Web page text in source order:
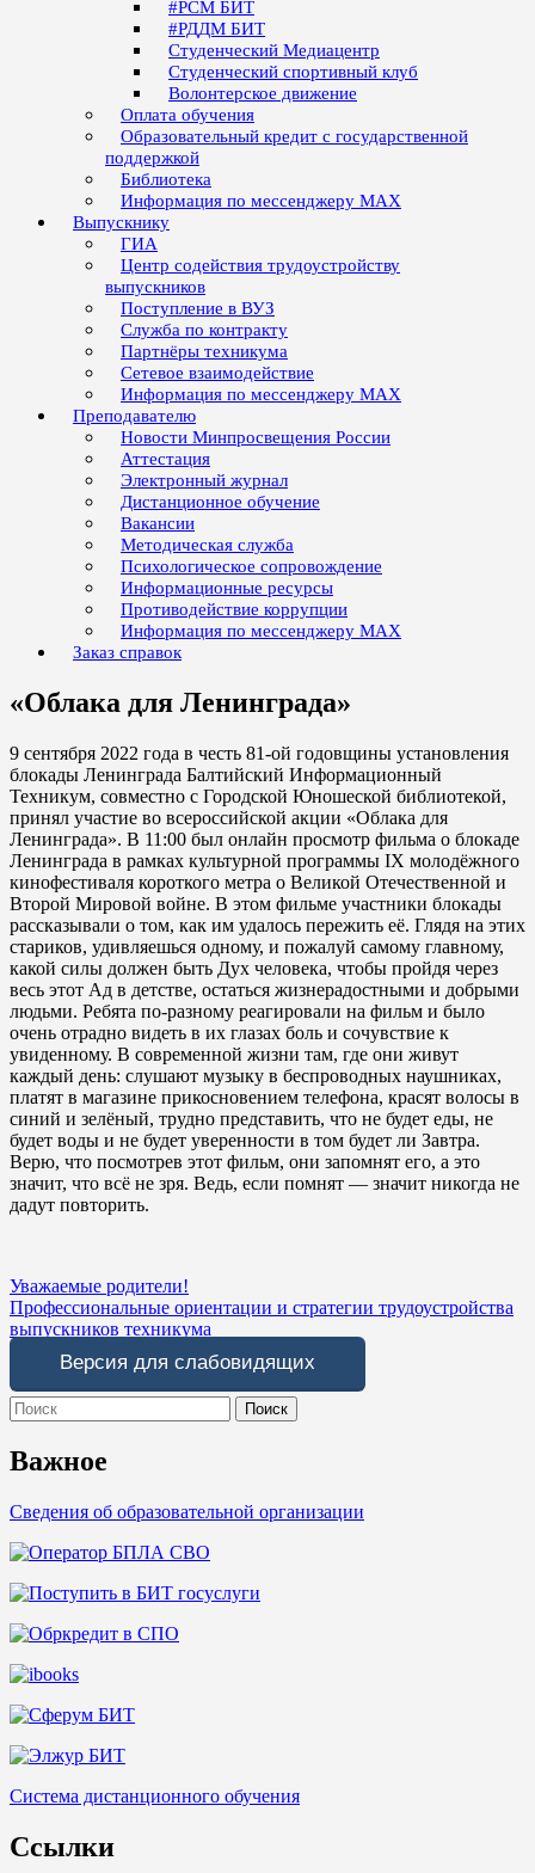
#РСМ БИТ
#РДДМ БИТ
Студенческий Медиацентр
Студенческий спортивный клуб
Волонтерское движение
Оплата обучения
Образовательный кредит с государственной
поддержкой
Библиотека
Информация по мессенджеру MAX
Выпускнику
ГИА
Центр содействия трудоустройству
выпускников
Поступление в ВУЗ
Служба по контракту
Партнёры техникума
Сетевое взаимодействие
Информация по мессенджеру MAX
Преподавателю
Новости Минпросвещения России
Аттестация
Электронный журнал
Дистанционное обучение
Вакансии
Методическая служба
Психологическое сопровождение
Информационные ресурсы
Противодействие коррупции
Информация по мессенджеру MAX
Заказ справок
«Облака для Ленинграда»
9 сентября 2022 года в честь 81-ой годовщины установления
блокады Ленинграда Балтийский Информационный
Техникум, совместно с Городской Юношеской библиотекой,
принял участие во всероссийской акции «Облака для
Ленинграда». В 11:00 был онлайн просмотр фильма о блокаде
Ленинграда в рамках культурной программы IX молодёжного
кинофестиваля короткого метра о Великой Отечественной и
Второй Мировой войне. В этом фильме участники блокады
рассказывали о том, как им удалось пережить её. Глядя на этих
стариков, удивляешься одному, и пожалуй самому главному,
какой силы должен быть Дух человека, чтобы пройдя через
весь этот Ад в детстве, остаться жизнерадостными и добрыми
людьми. Ребята по-разному реагировали на фильм и было
очень отрадно видеть в их глазах боль и сочувствие к
увиденному. В современной жизни там, где они живут
каждый день: слушают музыку в беспроводных наушниках,
платят в магазине прикосновением телефона, красят волосы в
синий и зелёный, трудно представить, что не будет еды, не
будет воды и не будет уверенности в том будет ли Завтра.
Верю, что посмотрев этот фильм, они запомнят его, а это
значит, что всё не зря. Ведь, если помнят — значит никогда не
дадут повторить.
Навигация
по
записям
Уважаемые родители!
Профессиональные ориентации и стратегии трудоустройства
выпускников техникума
Версия для слабовидящих
Search
for:
Важное
Сведения об образовательной организации
Система дистанционного обучения
Ссылки